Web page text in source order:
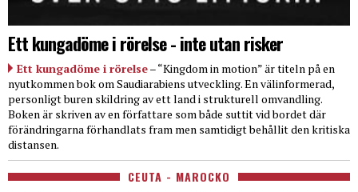
Ett kungadöme i rörelse - inte utan risker
Ett kungadöme i rörelse– “Kingdom in motion” är titeln på en
nyutkommen bok om Saudiarabiens utveckling. En välinformerad,
personligt buren skildring av ett land i strukturell omvandling.
Boken är skriven av en författare som både suttit vid bordet där
förändringarna förhandlats fram men samtidigt behållit den kritiska
distansen.
CEUTA - MAROCKO